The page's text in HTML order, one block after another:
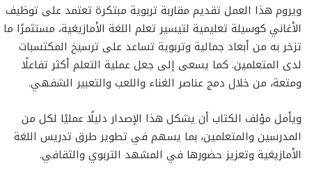
ويروم هذا العمل تقديم مقاربة تربوية مبتكرة تعتمد على توظيف
الأغاني كوسيلة تعليمية لتيسير تعلم اللغة الأمازيغية، مستثمرًا ما
تزخر به من أبعاد جمالية وتربوية تساعد على ترسيخ المكتسبات
لدى المتعلمين. كما يسعى إلى جعل عملية التعلم أكثر تفاعلًا
ومتعة، من خلال دمج عناصر الغناء واللعب والتعبير الشفهي.
ويأمل مؤلف الكتاب أن يشكل هذا الإصدار دليلًا عمليًا لكل من
المدرسين والمتعلمين، بما يسهم في تطوير طرق تدريس اللغة
الأمازيغية وتعزيز حضورها في المشهد التربوي والثقافي.